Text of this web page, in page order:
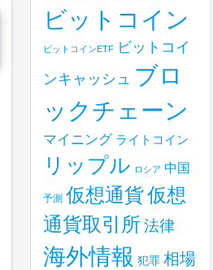
ビットコイン
ビットコインETF
ビットコイ
ンキャッシュ ブロ
ックチェーン
マイニング ライトコイン
リップル ロシア 中国
予測 仮想通貨仮想
通貨取引所 法律
海外情報 犯罪 相場